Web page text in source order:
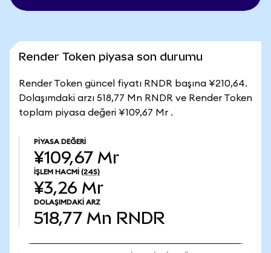
Render Token piyasa son durumu
Render Token güncel fiyatı RNDR başına ¥210,64.
Dolaşımdaki arzı 518,77 Mn RNDR ve Render Token
toplam piyasa değeri ¥109,67 Mr .
PIYASA DEĞERI
¥109,67 Mr
İŞLEM HACMI (24S)
¥3,26 Mr
DOLAŞIMDAKI ARZ
518,77 Mn RNDR